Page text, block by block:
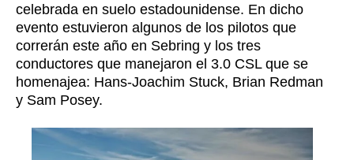
celebrada en suelo estadounidense. En dicho
evento estuvieron algunos de los pilotos que
correrán este año en Sebring y los tres
conductores que manejaron el 3.0 CSL que se
homenajea: Hans-Joachim Stuck, Brian Redman
y Sam Posey.